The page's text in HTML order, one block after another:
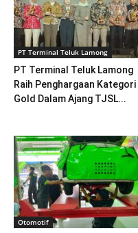
PT Terminal Teluk Lamong
PT Terminal Teluk Lamong
Raih Penghargaan Kategori
Gold Dalam Ajang TJSL...
Otomotif